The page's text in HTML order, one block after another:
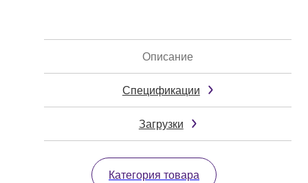
Описание
Спецификации
Загрузки
Категория товара